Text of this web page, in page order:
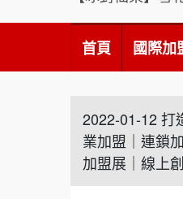
首頁 國際加
2022-01-12 打
業加盟｜連鎖
加盟展｜線上